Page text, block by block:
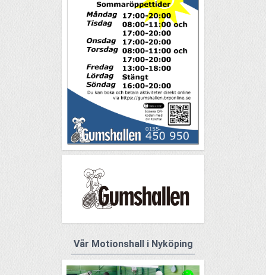
Vår Motionshall i Nyköping